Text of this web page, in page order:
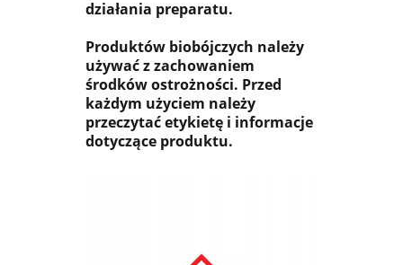
działania preparatu.
Produktów biobójczych należy
używać z zachowaniem
środków ostrożności. Przed
każdym użyciem należy
przeczytać etykietę i informacje
dotyczące produktu.